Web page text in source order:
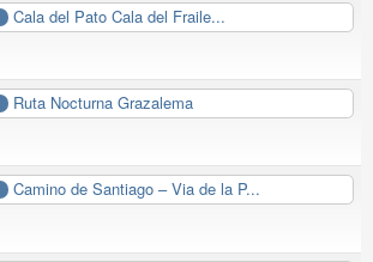
Cala del Pato Cala del Fraile...
Ruta Nocturna Grazalema
Camino de Santiago – Via de la P...